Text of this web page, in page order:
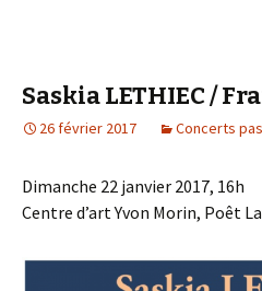
Saskia LETHIEC /
26 février 2017 Concerts
Dimanche 22 janvier 2017, 16h
Centre d’art Yvon Morin, Poêt